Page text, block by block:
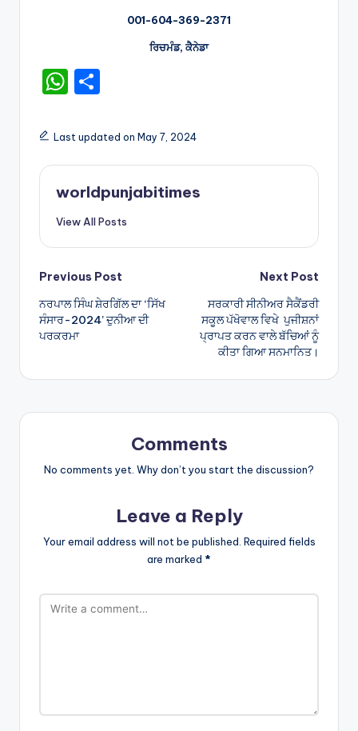
001-604-369-2371
ਰਿਚਮੰਡ, ਕੈਨੇਡਾ
W
a
ts
A
p
ar
e
Last updated on May 7, 2024
worldpunjabitimes
View All Posts
Post
navigation
Previous Post
ਨਰਪਾਲ ਸਿੰਘ ਸ਼ੇਰਗਿੱਲ ਦਾ ‘ਸਿੱਖ
ਸੰਸਾਰ-2024’ ਦੁਨੀਆ ਦੀ
ਪਰਕਰਮਾ
Next Post
ਸਰਕਾਰੀ ਸੀਨੀਅਰ ਸੈਕੈਂਡਰੀ
ਸਕੂਲ ਪੱਖੋਵਾਲ ਵਿਖੇ ਪੁਜੀਸ਼ਨਾਂ
ਪ੍ਰਾਪਤ ਕਰਨ ਵਾਲੇ ਬੱਚਿਆਂ ਨੂੰ
ਕੀਤਾ ਗਿਆ ਸਨਮਾਨਿਤ।
Comments
No comments yet. Why don’t you start the discussion?
Leave a Reply
Your email address will not be published. Required fields
are marked *